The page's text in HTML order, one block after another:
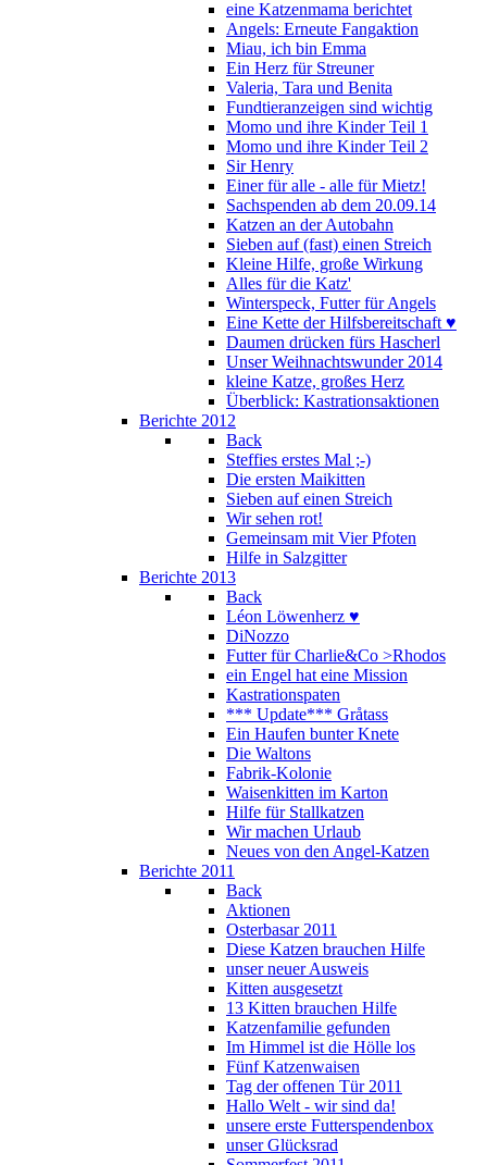
eine Katzenmama berichtet
Angels: Erneute Fangaktion
Miau, ich bin Emma
Ein Herz für Streuner
Valeria, Tara und Benita
Fundtieranzeigen sind wichtig
Momo und ihre Kinder Teil 1
Momo und ihre Kinder Teil 2
Sir Henry
Einer für alle - alle für Mietz!
Sachspenden ab dem 20.09.14
Katzen an der Autobahn
Sieben auf (fast) einen Streich
Kleine Hilfe, große Wirkung
Alles für die Katz'
Winterspeck, Futter für Angels
Eine Kette der Hilfsbereitschaft ♥
Daumen drücken fürs Hascherl
Unser Weihnachtswunder 2014
kleine Katze, großes Herz
Überblick: Kastrationsaktionen
Berichte 2012
Back
Steffies erstes Mal ;-)
Die ersten Maikitten
Sieben auf einen Streich
Wir sehen rot!
Gemeinsam mit Vier Pfoten
Hilfe in Salzgitter
Berichte 2013
Back
Léon Löwenherz ♥
DiNozzo
Futter für Charlie&Co >Rhodos
ein Engel hat eine Mission
Kastrationspaten
*** Update*** Gråtass
Ein Haufen bunter Knete
Die Waltons
Fabrik-Kolonie
Waisenkitten im Karton
Hilfe für Stallkatzen
Wir machen Urlaub
Neues von den Angel-Katzen
Berichte 2011
Back
Aktionen
Osterbasar 2011
Diese Katzen brauchen Hilfe
unser neuer Ausweis
Kitten ausgesetzt
13 Kitten brauchen Hilfe
Katzenfamilie gefunden
Im Himmel ist die Hölle los
Fünf Katzenwaisen
Tag der offenen Tür 2011
Hallo Welt - wir sind da!
unsere erste Futterspendenbox
unser Glücksrad